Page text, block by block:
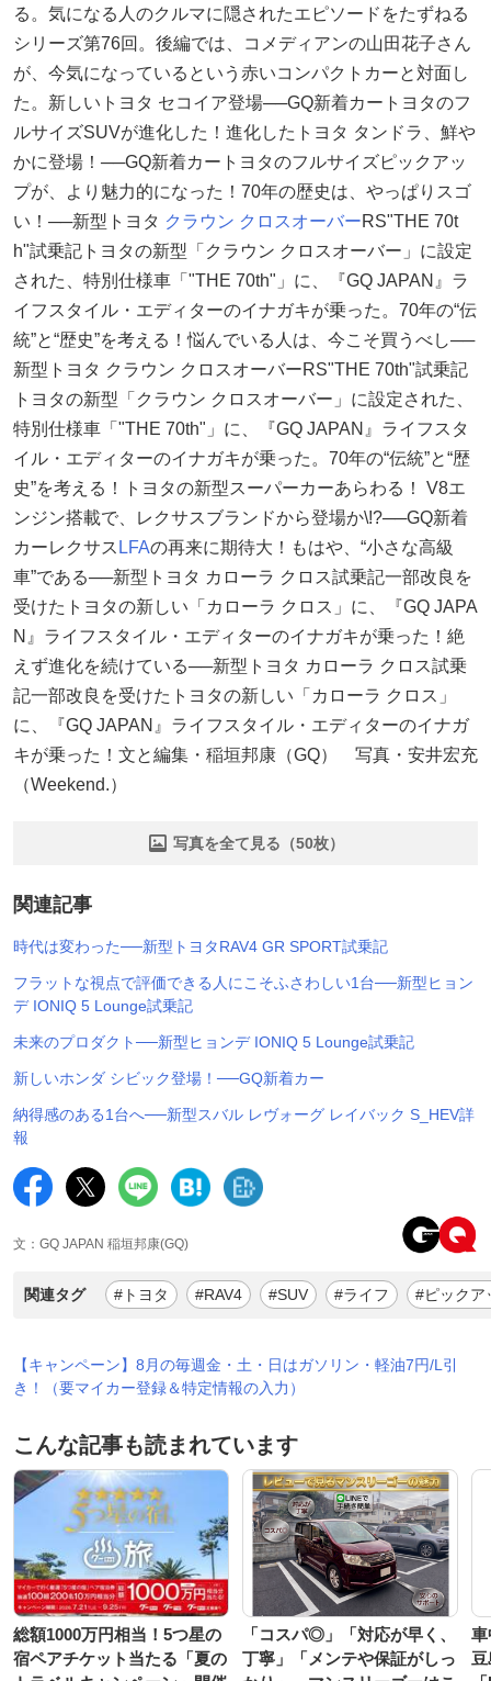
る。気になる人のクルマに隠されたエピソードをたずねる
シリーズ第76回。後編では、コメディアンの山田花子さん
が、今気になっているという赤いコンパクトカーと対面し
た。新しいトヨタ セコイア登場──GQ新着カートヨタのフ
ルサイズSUVが進化した！進化したトヨタ タンドラ、鮮や
かに登場！──GQ新着カートヨタのフルサイズピックアッ
プが、より魅力的になった！70年の歴史は、やっぱりスゴ
い！──新型トヨタ クラウン クロスオーバーRS"THE 70t
h"試乗記トヨタの新型「クラウン クロスオーバー」に設定
された、特別仕様車「"THE 70th"」に、『GQ JAPAN』ラ
イフスタイル・エディターのイナガキが乗った。70年の“伝
統”と“歴史”を考える！悩んでいる人は、今こそ買うべし──
新型トヨタ クラウン クロスオーバーRS"THE 70th"試乗記
トヨタの新型「クラウン クロスオーバー」に設定された、
特別仕様車「"THE 70th"」に、『GQ JAPAN』ライフスタ
イル・エディターのイナガキが乗った。70年の“伝統”と“歴
史”を考える！トヨタの新型スーパーカーあらわる！ V8エ
ンジン搭載で、レクサスブランドから登場か\!?──GQ新着
カーレクサス LFAの再来に期待大！もはや、“小さな高級
車”である──新型トヨタ カローラ クロス試乗記一部改良を
受けたトヨタの新しい「カローラ クロス」に、『GQ JAPA
N』ライフスタイル・エディターのイナガキが乗った！絶
えず進化を続けている──新型トヨタ カローラ クロス試乗
記一部改良を受けたトヨタの新しい「カローラ クロス」
に、『GQ JAPAN』ライフスタイル・エディターのイナガ
キが乗った！文と編集・稲垣邦康（GQ） 写真・安井宏充
（Weekend.）
写真を全て見る（50枚）
関連記事
時代は変わった──新型トヨタRAV4 GR SPORT試乗記
フラットな視点で評価できる人にこそふさわしい1台──新型ヒョン
デ IONIQ 5 Lounge試乗記
未来のプロダクト──新型ヒョンデ IONIQ 5 Lounge試乗記
新しいホンダ シビック登場！──GQ新着カー
納得感のある1台へ──新型スバル レヴォーグ レイバック S_HEV詳
報
文：GQ JAPAN 稲垣邦康(GQ)
関連タグ #トヨタ #RAV4 #SUV #ライフ #ピックア
【キャンペーン】8月の毎週金・土・日はガソリン・軽油7円/L引
き！（要マイカー登録＆特定情報の入力）
こんな記事も読まれています
総額1000万円相当！5つ星の
宿ペアチケット当たる「夏の
「コスパ◎」「対応が早く、
丁寧」「メンテや保証がしっ
車